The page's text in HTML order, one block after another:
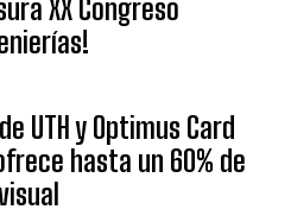
XX Congreso
UTH y Optimus Card
hasta un 60% de